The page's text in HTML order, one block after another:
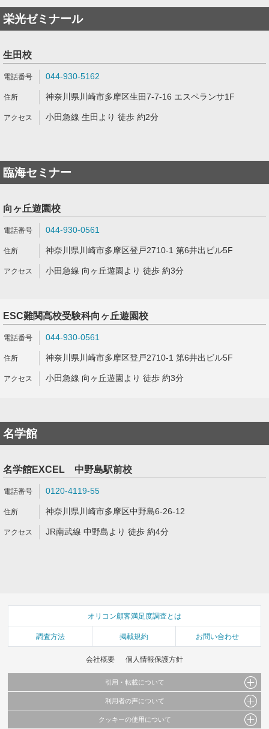
栄光ゼミナール
生田校
044-930-5162
神奈川県川崎市多摩区生田7-7-16 エスペランサ1F
小田急線 生田より 徒歩 約2分
臨海セミナー
向ヶ丘遊園校
044-930-0561
神奈川県川崎市多摩区登戸2710-1 第6井出ビル5F
小田急線 向ヶ丘遊園より 徒歩 約3分
ESC難関高校受験科向ヶ丘遊園校
044-930-0561
神奈川県川崎市多摩区登戸2710-1 第6井出ビル5F
小田急線 向ヶ丘遊園より 徒歩 約3分
名学館
名学館EXCEL 中野島駅前校
0120-4119-55
神奈川県川崎市多摩区中野島6-26-12
JR南武線 中野島より 徒歩 約4分
オリコン顧客満足度調査とは
調査方法 掲載規約 お問い合わせ
会社概要 個人情報保護方針
引用・転載について
当サイトで公開されている情報（文字、写真、イラスト、画像データ等）及びこれらの配
これらの情報を権利者の許可なく無断転載・複製などの二次利用を行うことは固く禁じて
利用者の声について
当サイトに掲載している内容はすべてサービスの利用者が提出された見解・感想です。
クッキーの使用について